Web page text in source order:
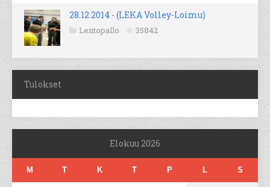
28.12.2014 - (LEKA Volley-Loimu)
Lentopallo 35842
Tulokset
Elokuu 2026
M T K T P L S